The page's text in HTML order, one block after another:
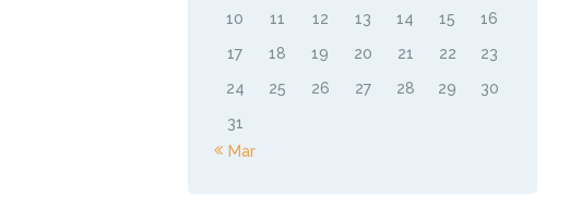
10
11 12 13 14 15
16
17
18 19 20 21 22
23
24
25 26 27 28 29
30
31
« Mar